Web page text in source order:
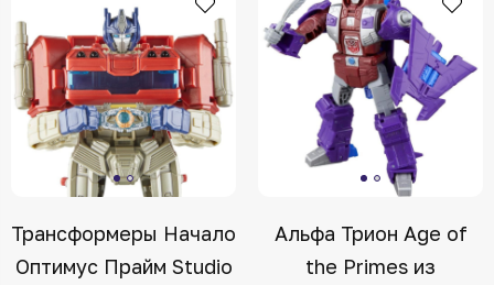
Трансформеры Начало
Оптимус Прайм Studio
Альфа Трион Age of
the Primes из